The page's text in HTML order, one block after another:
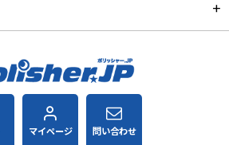
マイページ 問い合わせ